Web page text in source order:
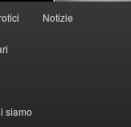
Notizie
siamo